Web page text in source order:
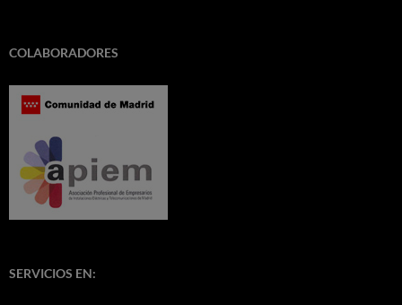
COLABORADORES
SERVICIOS EN: